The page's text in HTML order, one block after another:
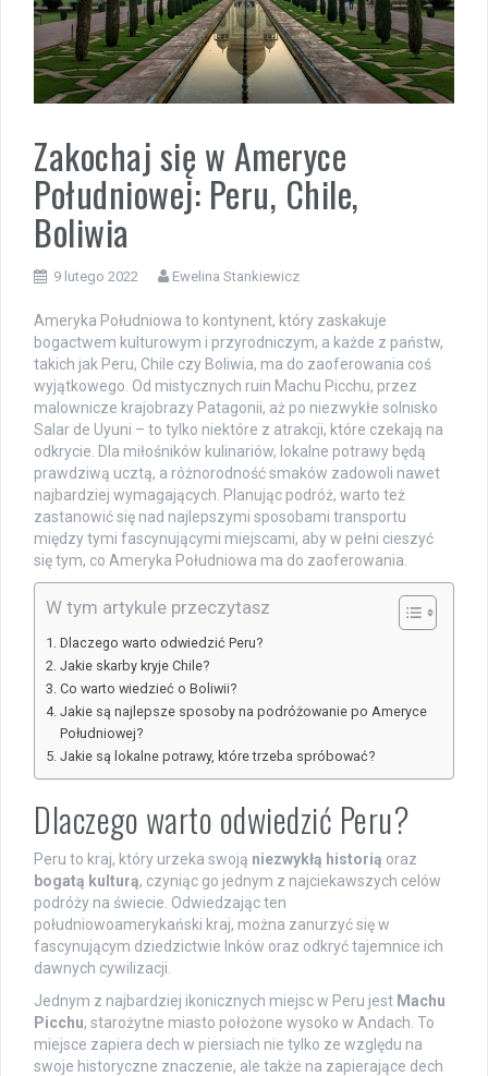
Zakochaj się w Ameryce
Południowej: Peru, Chile,
Boliwia
9 lutego 2022 Ewelina Stankiewicz
Ameryka Południowa to kontynent, który zaskakuje
bogactwem kulturowym i przyrodniczym, a każde z państw,
takich jak Peru, Chile czy Boliwia, ma do zaoferowania coś
wyjątkowego. Od mistycznych ruin Machu Picchu, przez
malownicze krajobrazy Patagonii, aż po niezwykłe solnisko
Salar de Uyuni – to tylko niektóre z atrakcji, które czekają na
odkrycie. Dla miłośników kulinariów, lokalne potrawy będą
prawdziwą ucztą, a różnorodność smaków zadowoli nawet
najbardziej wymagających. Planując podróż, warto też
zastanowić się nad najlepszymi sposobami transportu
między tymi fascynującymi miejscami, aby w pełni cieszyć
się tym, co Ameryka Południowa ma do zaoferowania.
W tym artykule przeczytasz
Dlaczego warto odwiedzić Peru?
Jakie skarby kryje Chile?
Co warto wiedzieć o Boliwii?
Jakie są najlepsze sposoby na podróżowanie po Ameryce
Południowej?
Jakie są lokalne potrawy, które trzeba spróbować?
Dlaczego warto odwiedzić Peru?
Peru to kraj, który urzeka swoją niezwykłą historią oraz
bogatą kulturą, czyniąc go jednym z najciekawszych celów
podróży na świecie. Odwiedzając ten
południowoamerykański kraj, można zanurzyć się w
fascynującym dziedzictwie Inków oraz odkryć tajemnice ich
dawnych cywilizacji.
Jednym z najbardziej ikonicznych miejsc w Peru jest Machu
Picchu, starożytne miasto położone wysoko w Andach. To
miejsce zapiera dech w piersiach nie tylko ze względu na
swoje historyczne znaczenie, ale także na zapierające dech